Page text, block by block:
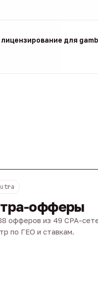
для
офферы
офферов из 49 CPA-
по ГЕО и ставкам.